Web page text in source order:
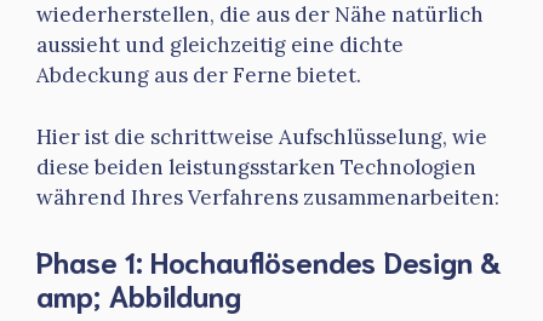
wiederherstellen, die aus der Nähe natürlich
aussieht und gleichzeitig eine dichte
Abdeckung aus der Ferne bietet.
Hier ist die schrittweise Aufschlüsselung, wie
diese beiden leistungsstarken Technologien
während Ihres Verfahrens zusammenarbeiten:
Phase 1: Hochauflösendes Design &
amp; Abbildung